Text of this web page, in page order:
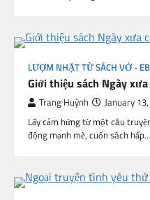
LƯỢM NHẶT TỪ SÁCH VỞ -
Giới thiệu sách Ngày
Trang Huỳnh January
Lấy cảm hứng từ một câu
động mạnh mẽ, cuốn sách hấp…